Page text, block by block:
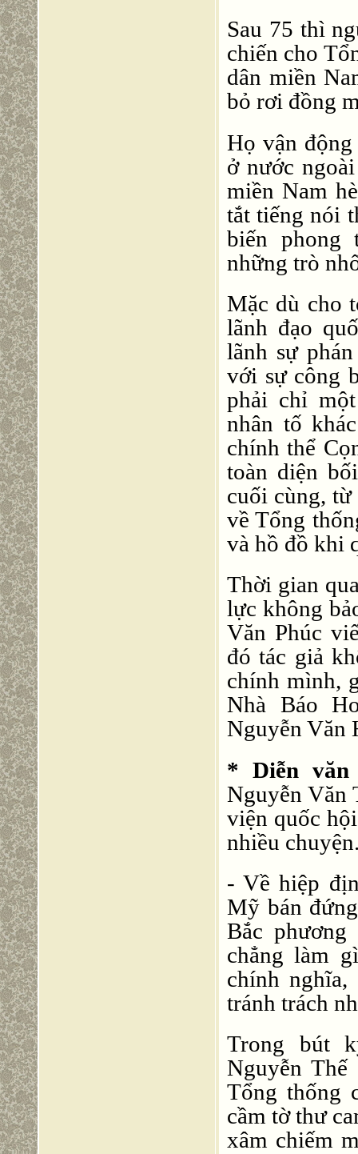
Sau 75 thì
chiến cho
dân miền
bỏ rơi đồng
Họ vận
ở nước
miền Nam
tắt tiếng nói
biến phong
những trò
Mặc dù cho
lãnh đạo
lãnh sự
với sự công
phải chỉ
nhân tố
chính thể
toàn diện
cuối cùng,
về Tổng
và hồ đồ khi
Thời gian
lực không
Văn Phúc
đó tác giả
chính mình,
Nhà Báo
Nguyễn Văn
* Diễn
Nguyễn Văn
viện quốc
nhiều
- Về hiệp
Mỹ bán
Bắc
chẳng làm
chính
tránh trách
Trong bút
Nguyễn
Tổng thống
cầm tờ thư
xâm chiếm